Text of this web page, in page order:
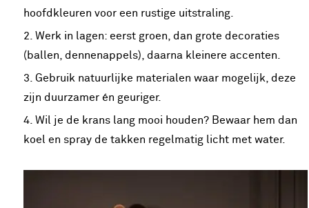
hoofdkleuren voor een rustige uitstraling.
Werk in lagen: eerst groen, dan grote decoraties
(ballen, dennenappels), daarna kleinere accenten.
Gebruik natuurlijke materialen waar mogelijk, deze
zijn duurzamer én geuriger.
Wil je de krans lang mooi houden? Bewaar hem dan
koel en spray de takken regelmatig licht met water.